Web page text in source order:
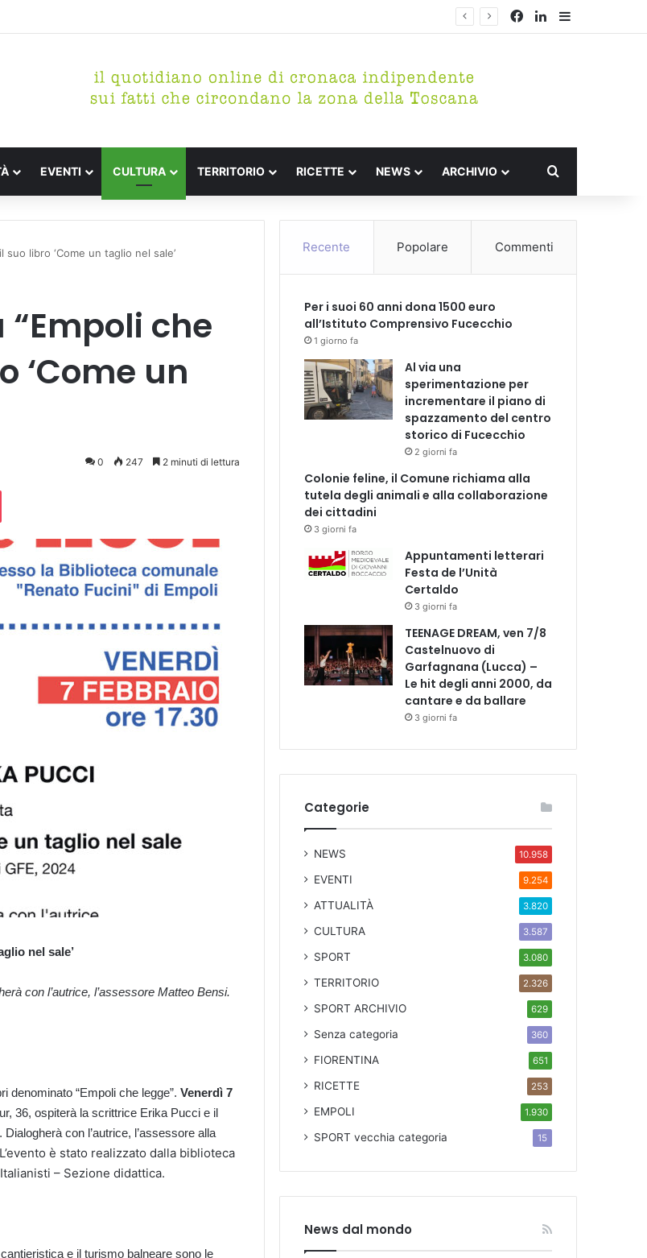
incrementare il piano di spazzamento del centro storico di Fucecchio Facebook
LinkedIn
EVENTI CULTURA TERRITORIO RICETTE NEWS ARCHIVIO
suo libro ‘Come un taglio nel sale’
“Empoli che
‘Come un
0 247 2 minuti di lettura
nel sale’
con l’autrice, l’assessore Matteo Bensi.
denominato “Empoli che legge”. Venerdì 7
36, ospiterà la scrittrice Erika Pucci e il
con l’autrice, l’assessore alla
L’evento è stato realizzato dalla biblioteca
– Sezione didattica.
e il turismo balneare sono le
Recente Popolare Commenti
Per i suoi 60 anni dona 1500 euro
all’Istituto Comprensivo Fucecchio
1 giorno fa
Al via una
sperimentazione per
incrementare il piano di
spazzamento del centro
storico di Fucecchio
2 giorni fa
Colonie feline, il Comune richiama alla
tutela degli animali e alla collaborazione
dei cittadini
3 giorni fa
Appuntamenti letterari
Festa de l’Unità
Certaldo
3 giorni fa
TEENAGE DREAM, ven 7/8
Castelnuovo di
Garfagnana (Lucca) –
Le hit degli anni 2000, da
cantare e da ballare
3 giorni fa
Categorie
NEWS 10.958
EVENTI 9.254
ATTUALITÀ 3.820
CULTURA 3.587
SPORT 3.080
TERRITORIO 2.326
SPORT ARCHIVIO 629
Senza categoria 360
FIORENTINA 651
RICETTE 253
EMPOLI 1.930
SPORTvecchia categoria 15
News dal mondo